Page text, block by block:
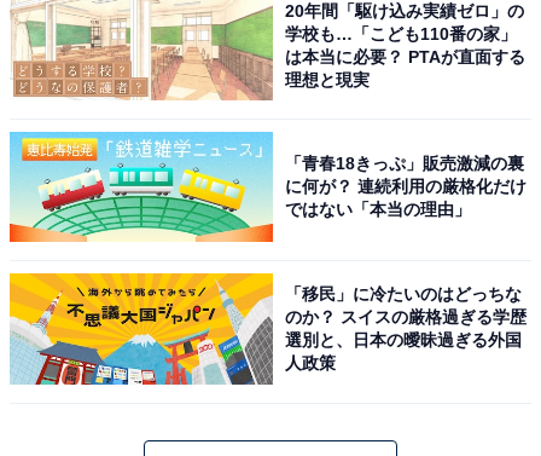
トランスミッションは6MTもしくは6ATを設定。ルーフの開閉スイッチはエ
アコンパネルの下にある
ルーフ、リヤスタイルだけでなくエンジンも異なってい
る。ソフトトップ仕様が131ps/150Nmの1.5Lに対し、ロ
ードスターRFは158ps/200Nmの2.0Lを搭載。6MTもし
くは6ATが組み合わされるのは同じ。
20年間「駆け込み実績ゼロ」の
学校も…「こども110番の家」
は本当に必要？ PTAが直面する
理想と現実
「青春18きっぷ」販売激減の裏
に何が？ 連続利用の厳格化だけ
ではない「本当の理由」
「移民」に冷たいのはどっちな
のか？ スイスの厳格過ぎる学歴
選別と、日本の曖昧過ぎる外国
人政策